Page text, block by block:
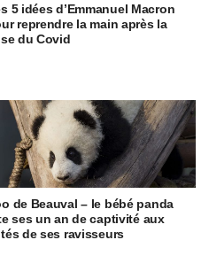
5 idées d’Emmanuel Macron
reprendre la main après la
du Covid
de Beauval – le bébé panda
ses un an de captivité aux
de ses ravisseurs